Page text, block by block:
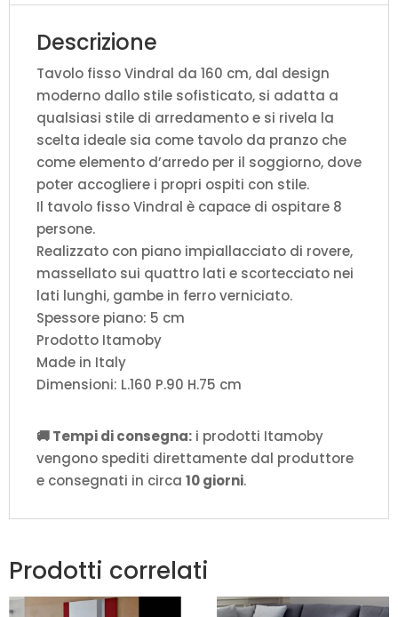
Descrizione
Tavolo fisso Vindral da 160 cm, dal design
moderno dallo stile sofisticato, si adatta a
qualsiasi stile di arredamento e si rivela la
scelta ideale sia come tavolo da pranzo che
come elemento d’arredo per il soggiorno, dove
poter accogliere i propri ospiti con stile.
Il tavolo fisso Vindral è capace di ospitare 8
persone.
Realizzato con piano impiallacciato di rovere,
massellato sui quattro lati e scortecciato nei
lati lunghi, gambe in ferro verniciato.
Spessore piano: 5 cm
Prodotto Itamoby
Made in Italy
Dimensioni: L.160 P.90 H.75 cm
🚚 Tempi di consegna: i prodotti Itamoby
vengono spediti direttamente dal produttore
e consegnati in circa 10 giorni.
Prodotti correlati